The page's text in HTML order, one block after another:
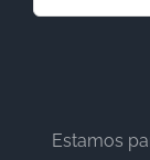
Estamos